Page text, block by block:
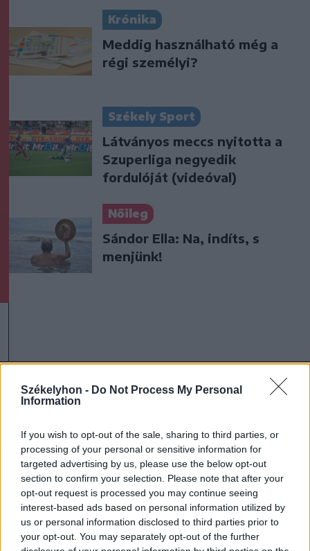
Székelyhon - Do Not Process My Personal
Information
If you wish to opt-out of the sale, sharing to third parties, or
processing of your personal or sensitive information for
targeted advertising by us, please use the below opt-out
section to confirm your selection. Please note that after your
opt-out request is processed you may continue seeing
interest-based ads based on personal information utilized by
us or personal information disclosed to third parties prior to
your opt-out. You may separately opt-out of the further
Krónika
Meddig használható még a
régi személyi?
Székely Sport
Látványos meccs nyitotta a
Szuperliga negyedik
fordulóját (videóval)
Nőileg
Sándor Ella: Na, indíts, s
menjünk!
A rovat további cikkei